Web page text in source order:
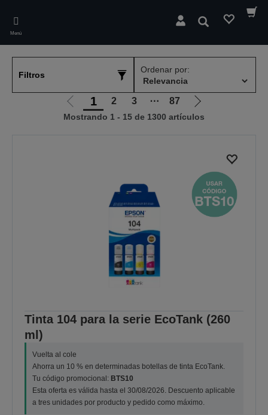
main
content
Menú
Buscar
Filtros
Ordenar por:
Ir
a
1 2 3 ⋯ 87
Ir
a
siguiente
Mostrando 1 - 15 de 1300 artículos
Tinta 104 para la serie EcoTank (260
ml)
Vuelta al cole
Ahorra un 10 % en determinadas botellas de tinta EcoTank.
Tu código promocional: BTS10
Esta oferta es válida hasta el 30/08/2026. Descuento aplicable
a tres unidades por producto y pedido como máximo.